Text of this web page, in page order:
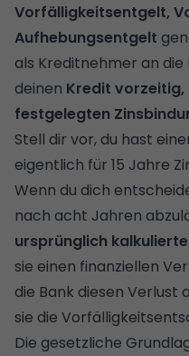
Vorfälligkeitsentgelt,
Aufhebungsentgelt
als Kreditnehmer an die
deinen Kredit
festgelegten
Stell dir vor, du hast
eigentlich für 15 Jahre
Wenn du dich
nach acht Jahren
ursprünglich
sie einen finanziellen
die Bank diesen Verlust
sie die
Die gesetzliche